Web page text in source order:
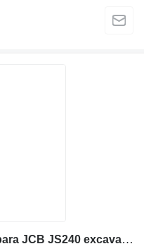
728/D7505 unidad de control para JCB JS240 excavadora